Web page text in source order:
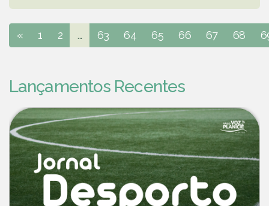
« 1 2 ... 63 64 65 66 67 68
Lançamentos Recentes